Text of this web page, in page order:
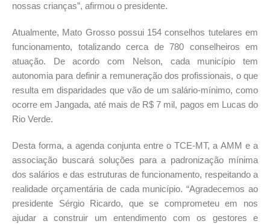
nossas crianças”, afirmou o presidente.
Atualmente, Mato Grosso possui 154 conselhos tutelares em
funcionamento, totalizando cerca de 780 conselheiros em
atuação. De acordo com Nelson, cada município tem
autonomia para definir a remuneração dos profissionais, o que
resulta em disparidades que vão de um salário-mínimo, como
ocorre em Jangada, até mais de R$ 7 mil, pagos em Lucas do
Rio Verde.
Desta forma, a agenda conjunta entre o TCE-MT, a AMM e a
associação buscará soluções para a padronização mínima
dos salários e das estruturas de funcionamento, respeitando a
realidade orçamentária de cada município. “Agradecemos ao
presidente Sérgio Ricardo, que se comprometeu em nos
ajudar a construir um entendimento com os gestores e